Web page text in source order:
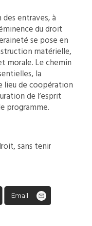
entraves, à
du droit
se pose en
matérielle,
morale. Le chemin
la
lieu de coopération
de l’esprit
programme.
sans tenir
Email